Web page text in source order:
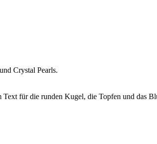
Crystal Pearls.
für die runden Kugel, die Topfen und das